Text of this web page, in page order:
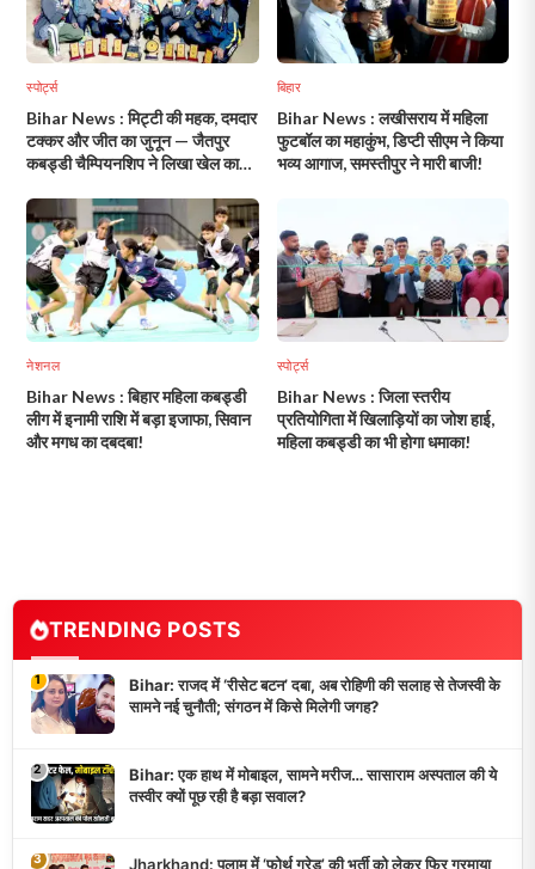
स्पोर्ट्स
Bihar News : मिट्टी की महक, दमदार
टक्कर और जीत का जुनून — जैतपुर
कबड्डी चैम्पियनशिप ने लिखा खेल का
बिहार
Bihar News : लखीसराय में महिला
फुटबॉल का महाकुंभ, डिप्टी सीएम ने किया
भव्य आगाज, समस्तीपुर ने मारी बाजी!
नेशनल
Bihar News : बिहार महिला कबड्डी
लीग में इनामी राशि में बड़ा इजाफा, सिवान
और मगध का दबदबा!
स्पोर्ट्स
Bihar News : जिला स्तरीय
प्रतियोगिता में खिलाड़ियों का जोश हाई,
महिला कबड्डी का भी होगा धमाका!
TRENDING POSTS
1
Bihar: राजद में ‘रीसेट बटन’ दबा, अब रोहिणी की सलाह से तेजस्वी के
सामने नई चुनौती; संगठन में किसे मिलेगी जगह?
2
Bihar: एक हाथ में मोबाइल, सामने मरीज… सासाराम अस्पताल की ये
तस्वीर क्यों पूछ रही है बड़ा सवाल?
3
Jharkhand: पलामू में ‘फोर्थ ग्रेड’ की भर्ती को लेकर फिर गरमाया